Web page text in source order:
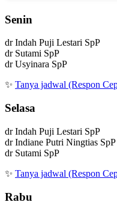
Senin
dr Indah Puji Lestari SpP
dr Sutami SpP
dr Usyinara SpP
✨ Tanya jadwal (Respon
Selasa
dr Indah Puji Lestari SpP
dr Indiane Putri Ningtias SpP
dr Sutami SpP
✨ Tanya jadwal (Respon
Rabu